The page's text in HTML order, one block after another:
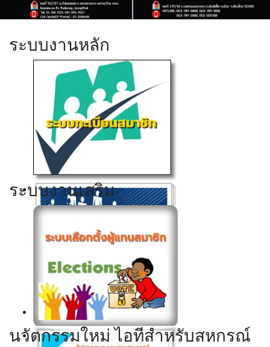
ระบบงานหลัก
Click ดูรายละเอียด
Click ดูรายละเอียด
ระบบงานเสริม
Click ดูรายละเอียด
นวัตกรรมใหม่ ไอทีสำหรับสหกรณ์